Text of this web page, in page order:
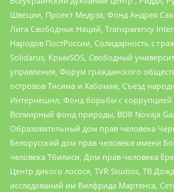
Швеции, Проект Медуза, Фонд Андрея
Лига Свободных Наций, Transparеncy
Народов ПостРоссии, Солидарность с
Solidarus, КрымSOS, Свободный
управления, Форум гражданского
островов Тисима и Хабомаи, Съезд
Интернешнл, Фонд борьбы с коррупцией
Всемирный фонд природы, BDR Novaja
Образовательный дом прав человека
Белорусский дом прав человека имени
человека Тбилиси, Дом прав человека
Центр дикого лосося, TVR Studios, ТВ
исследований им Вилфрида Мартенса,